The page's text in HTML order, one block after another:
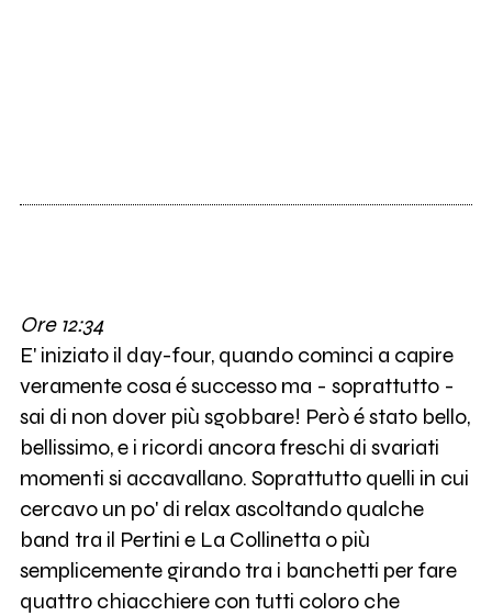
Ore 12:34
E' iniziato il day-four, quando cominci a capire
veramente cosa é successo ma - soprattutto -
sai di non dover più sgobbare! Però é stato bello,
bellissimo, e i ricordi ancora freschi di svariati
momenti si accavallano. Soprattutto quelli in cui
cercavo un po' di relax ascoltando qualche
band tra il Pertini e La Collinetta o più
semplicemente girando tra i banchetti per fare
quattro chiacchiere con tutti coloro che